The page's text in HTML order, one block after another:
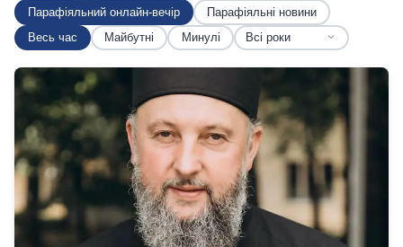
Парафіяльний онлайн-вечір
Парафіяльні новини
Весь час
Майбутні Минулі